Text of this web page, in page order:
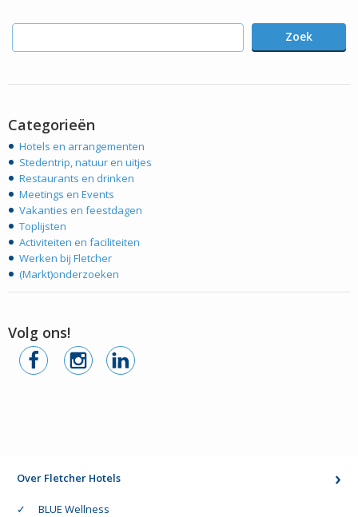
Zoek
Categorieën
Hotels en arrangementen
Stedentrip, natuur en uitjes
Restaurants en drinken
Meetings en Events
Vakanties en feestdagen
Toplijsten
Activiteiten en faciliteiten
Werken bij Fletcher
(Markt)onderzoeken
Volg ons!
Over Fletcher Hotels
BLUE Wellness